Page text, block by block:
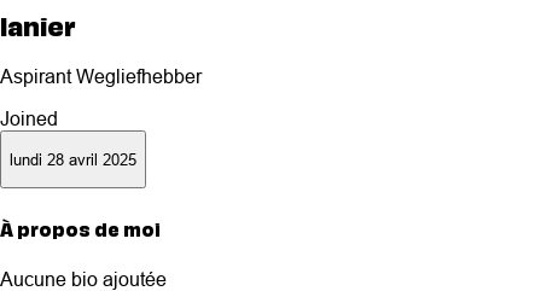
lanier
Aspirant Wegliefhebber
Joined
lundi 28 avril 2025
À propos de moi
Aucune bio ajoutée